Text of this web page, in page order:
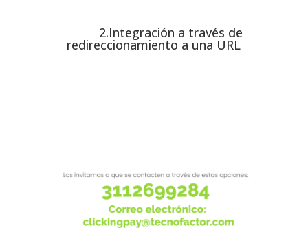
2.Integración a través de
redireccionamiento a una URL